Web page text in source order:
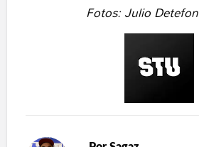
Fotos: Julio